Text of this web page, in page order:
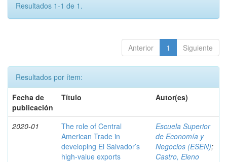
Resultados 1-1 de 1.
Anterior 1 Siguiente
Resultados por ítem:
Fecha de
publicación
Título Autor(es)
2020-01
The role of Central
American Trade in
developing El Salvador’s
high-value exports
Escuela Superior
de Economía y
Negocios (ESEN);
Castro, Eleno